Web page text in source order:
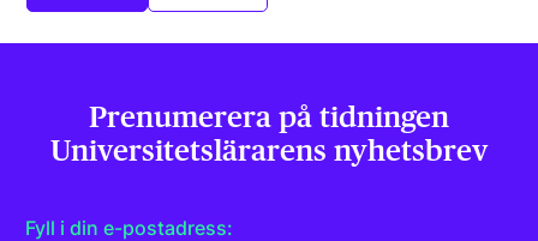
Prenumerera på tidningen
Universitets­lärarens nyhetsbrev
Fyll i din e-postadress: